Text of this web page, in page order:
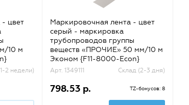
цвет
10 м
2 недели)
Маркировочная лента - цвет
серый - маркировка
трубопроводов группы
веществ «ПРОЧИЕ» 50 мм/10 м
Эконом {F11-8000-Econ}
Арт. 1349111 Склад (2-3 дня)
798.53 р. TZ-бонусов: 8